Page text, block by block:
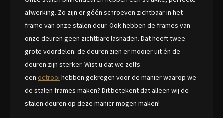
afwerking. Zo zijn er géén schroeven zichtbaar in het
frame van onze stalen deur. Ook hebben de frames van
onze deuren geen zichtbare lasnaden. Dat heeft twee
grote voordelen: de deuren zien er mooier uit én de
deuren zijn sterker. Wist u dat we zelfs
een octrooi hebben gekregen voor de manier waarop we
de stalen frames maken? Dit betekent dat alleen wij de
stalen deuren op deze manier mogen maken!